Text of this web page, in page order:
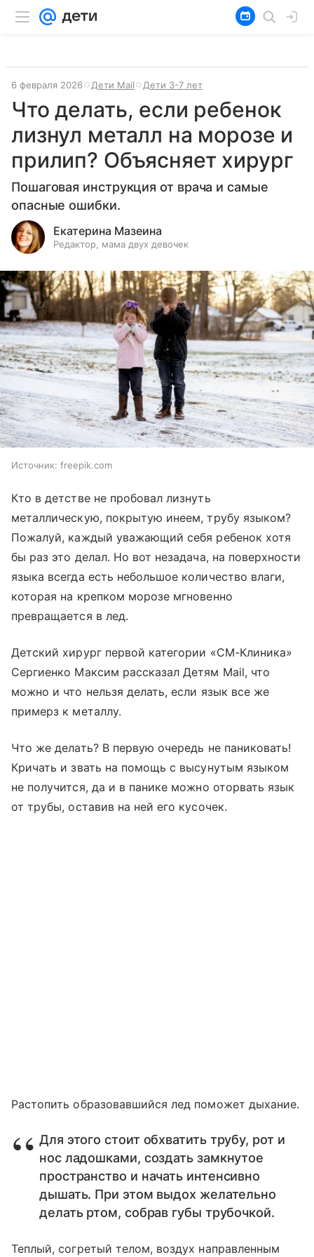
6 февраля 2026 Дети Mail Дети 3-7 лет
Что делать, если ребенок
лизнул металл на морозе и
прилип? Объясняет хирург
Пошаговая инструкция от врача и самые
опасные ошибки.
Екатерина Мазеина
Редактор, мама двух девочек
Источник: freepik.com
Кто в детстве не пробовал лизнуть
металлическую, покрытую инеем, трубу языком?
Пожалуй, каждый уважающий себя ребенок хотя
бы раз это делал. Но вот незадача, на поверхности
языка всегда есть небольшое количество влаги,
которая на крепком морозе мгновенно
превращается в лед.
Детский хирург первой категории «СМ-Клиника»
Сергиенко Максим рассказал Детям Mail, что
можно и что нельзя делать, если язык все же
примерз к металлу.
Что же делать? В первую очередь не паниковать!
Кричать и звать на помощь с высунутым языком
не получится, да и в панике можно оторвать язык
от трубы, оставив на ней его кусочек.
Растопить образовавшийся лед поможет дыхание.
Для этого стоит обхватить трубу, рот и
нос ладошками, создать замкнутое
пространство и начать интенсивно
дышать. При этом выдох желательно
делать ртом, собрав губы трубочкой.
Теплый, согретый телом, воздух направленным